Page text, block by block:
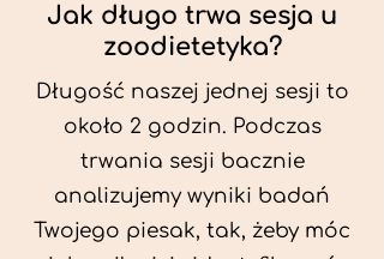
Jak długo trwa sesja u
zoodietetyka?
Długość naszej jednej sesji to
około 2 godzin. Podczas
trwania sesji bacznie
analizujemy wyniki badań
Twojego piesak, tak, żeby móc